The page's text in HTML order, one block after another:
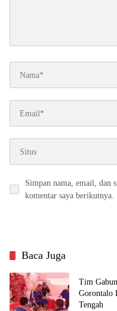
Simpan nama, email, dan
komentar saya berikutnya.
Baca Juga
Tim
Gorontalo
Tengah